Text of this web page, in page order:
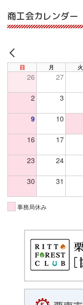
商工会カレンダー
PREV
日 月 火
26 27
2 3
9 10
16 17
23 24
30 31
事務局休み